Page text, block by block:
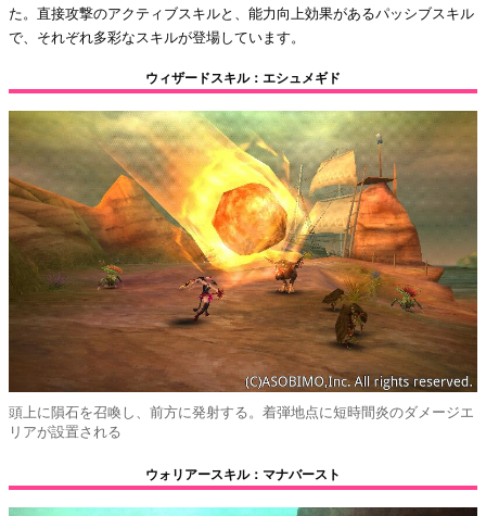
た。直接攻撃のアクティブスキルと、能力向上効果があるパッシブスキル
で、それぞれ多彩なスキルが登場しています。
ウィザードスキル：エシュメギド
頭上に隕石を召喚し、前方に発射する。着弾地点に短時間炎のダメージエ
リアが設置される
ウォリアースキル：マナバースト